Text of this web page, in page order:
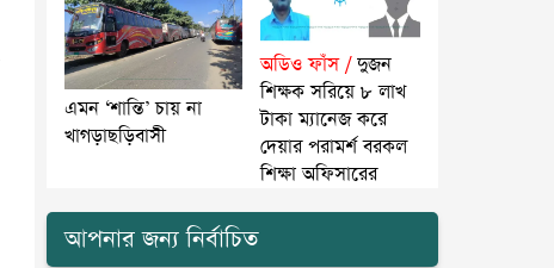
এমন ‘শান্তি’ চায় না
খাগড়াছড়িবাসী
অডিও ফাঁস /দুজন
শিক্ষক সরিয়ে ৮ লাখ
টাকা ম্যানেজ করে
দেয়ার পরামর্শ বরকল
শিক্ষা অফিসারের
আপনার জন্য নির্বাচিত